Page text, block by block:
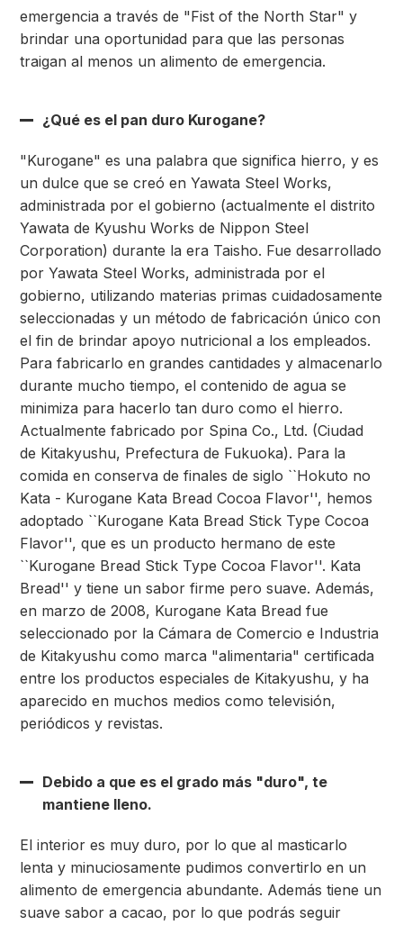
emergencia a través de "Fist of the North Star" y
brindar una oportunidad para que las personas
traigan al menos un alimento de emergencia.
¿Qué es el pan duro Kurogane?
"Kurogane" es una palabra que significa hierro, y es
un dulce que se creó en Yawata Steel Works,
administrada por el gobierno (actualmente el distrito
Yawata de Kyushu Works de Nippon Steel
Corporation) durante la era Taisho. Fue desarrollado
por Yawata Steel Works, administrada por el
gobierno, utilizando materias primas cuidadosamente
seleccionadas y un método de fabricación único con
el fin de brindar apoyo nutricional a los empleados.
Para fabricarlo en grandes cantidades y almacenarlo
durante mucho tiempo, el contenido de agua se
minimiza para hacerlo tan duro como el hierro.
Actualmente fabricado por Spina Co., Ltd. (Ciudad
de Kitakyushu, Prefectura de Fukuoka). Para la
comida en conserva de finales de siglo ``Hokuto no
Kata - Kurogane Kata Bread Cocoa Flavor'', hemos
adoptado ``Kurogane Kata Bread Stick Type Cocoa
Flavor'', que es un producto hermano de este
``Kurogane Bread Stick Type Cocoa Flavor''. Kata
Bread'' y tiene un sabor firme pero suave. Además,
en marzo de 2008, Kurogane Kata Bread fue
seleccionado por la Cámara de Comercio e Industria
de Kitakyushu como marca "alimentaria" certificada
entre los productos especiales de Kitakyushu, y ha
aparecido en muchos medios como televisión,
periódicos y revistas.
Debido a que es el grado más "duro", te
mantiene lleno.
El interior es muy duro, por lo que al masticarlo
lenta y minuciosamente pudimos convertirlo en un
alimento de emergencia abundante. Además tiene un
suave sabor a cacao, por lo que podrás seguir